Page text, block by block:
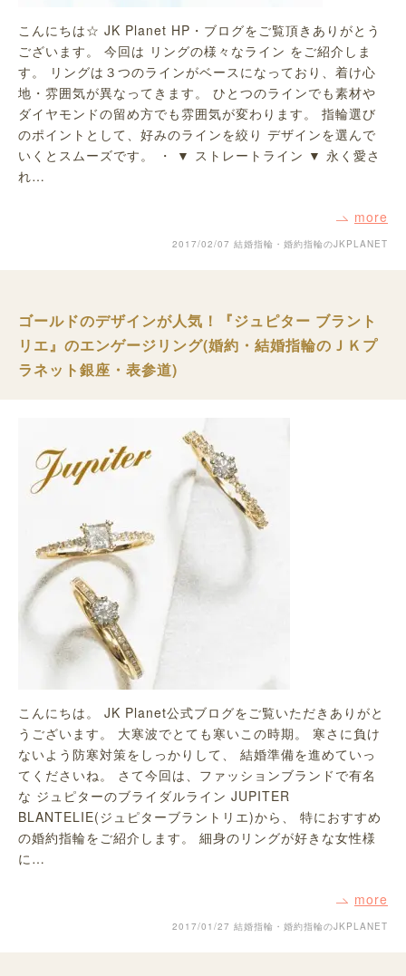
こんにちは☆ JK Planet HP・ブログをご覧頂きありがとう
ございます。 今回は リングの様々なライン をご紹介しま
す。 リングは３つのラインがベースになっており、着け心
地・雰囲気が異なってきます。 ひとつのラインでも素材や
ダイヤモンドの留め方でも雰囲気が変わります。 指輪選び
のポイントとして、好みのラインを絞り デザインを選んで
いくとスムーズです。 ・ ▼ ストレートライン ▼ 永く愛さ
れ…
more
2017/02/07 結婚指輪・婚約指輪のJKPLANET
ゴールドのデザインが人気！『ジュピター ブラント
リエ』のエンゲージリング(婚約・結婚指輪のＪＫプ
ラネット銀座・表参道)
こんにちは。 JK Planet公式ブログをご覧いただきありがと
うございます。 大寒波でとても寒いこの時期。 寒さに負け
ないよう防寒対策をしっかりして、 結婚準備を進めていっ
てくださいね。 さて今回は、ファッションブランドで有名
な ジュピターのブライダルライン JUPITER
BLANTELIE(ジュピターブラントリエ)から、 特におすすめ
の婚約指輪をご紹介します。 細身のリングが好きな女性様
に…
more
2017/01/27 結婚指輪・婚約指輪のJKPLANET